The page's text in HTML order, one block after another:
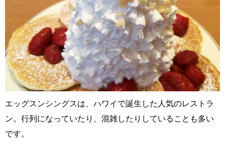
エッグスンシングスは、ハワイで誕生した人気のレストラ
ン。行列になっていたり、混雑したりしていることも多い
です。